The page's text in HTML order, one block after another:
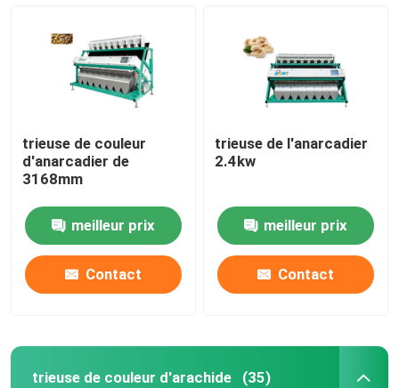
trieuse de couleur
d'anarcadier de
3168mm
meilleur prix
Contact
trieuse de l'anarcadier
2.4kw
meilleur prix
Contact
trieuse de couleur d'arachide (35)